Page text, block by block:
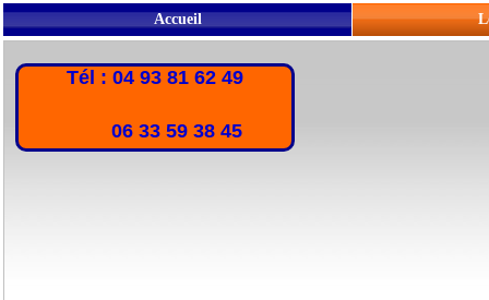
Accueil
Tél : 04 93 81 62 49
06 33 59 38 45